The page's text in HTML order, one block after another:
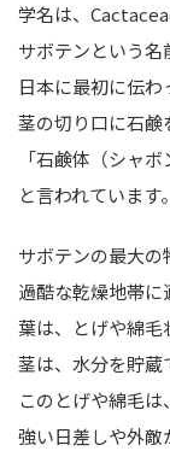
学名は、
サボテンという名
日本に最初に伝わ
茎の切り口に石鹸
「石鹸体（シャ
と言われています。
サボテンの最大の
過酷な乾燥地帯に
葉は、とげや綿毛
茎は、水分を貯蔵
このとげや綿毛は、
強い日差しや外敵